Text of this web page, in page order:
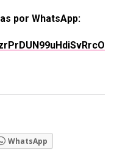
por WhatsApp:
WhatsApp